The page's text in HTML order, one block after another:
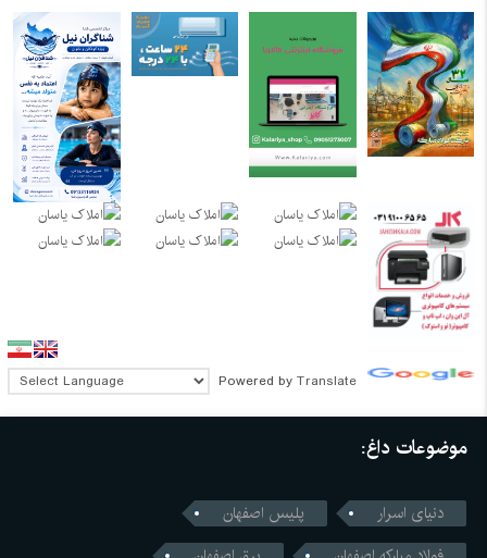
Powered by Translate
موضوعات داغ:
دنیای اسرار
پلیس اصفهان